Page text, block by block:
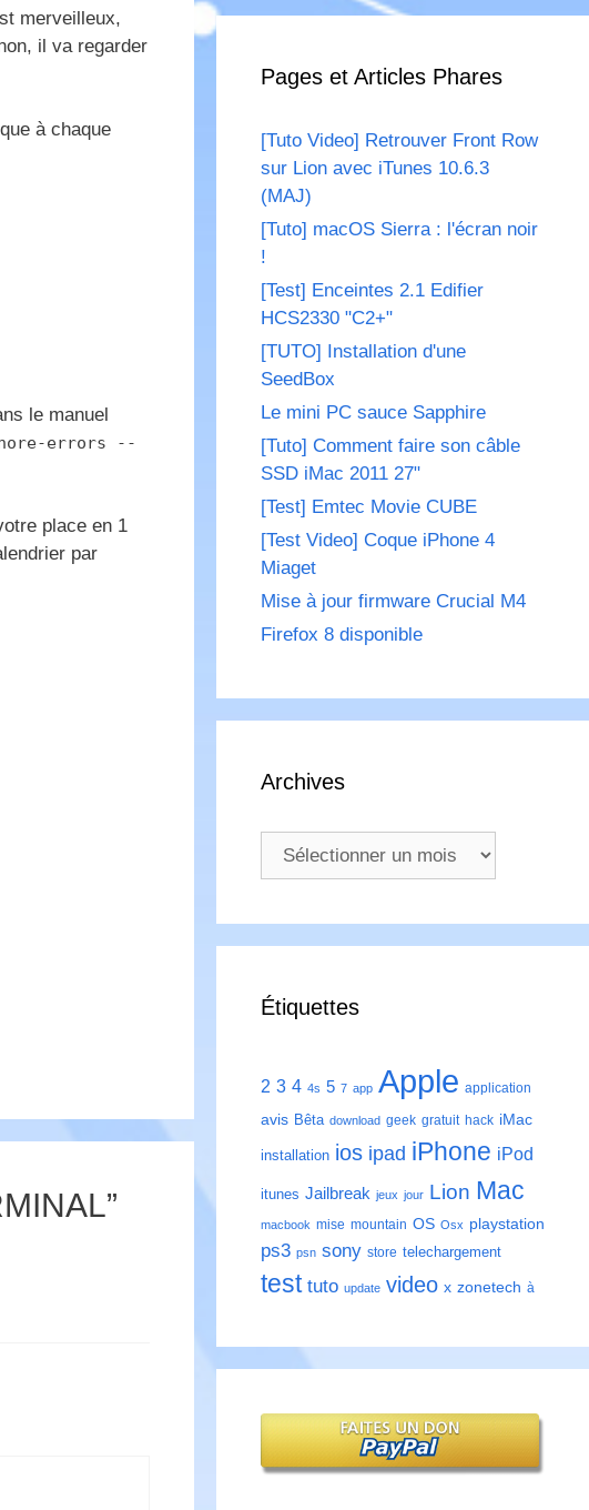
merveilleux,
il va regarder
à chaque
le manuel
errors --
place en 1
par
Pages et Articles Phares
[Tuto Video] Retrouver Front Row
sur Lion avec iTunes 10.6.3
(MAJ)
[Tuto] macOS Sierra : l'écran noir
!
[Test] Enceintes 2.1 Edifier
HCS2330 "C2+"
[TUTO] Installation d'une
SeedBox
Le mini PC sauce Sapphire
[Tuto] Comment faire son câble
SSD iMac 2011 27"
[Test] Emtec Movie CUBE
[Test Video] Coque iPhone 4
Miaget
Mise à jour firmware Crucial M4
Firefox 8 disponible
Archives
Archives
Étiquettes
2 3 4 4s 5 7 app Apple application
avis Bêta download geek gratuit hack iMac
installation ios ipad iPhone iPod
itunes Jailbreak jeux jour Lion Mac
macbook mise mountain OS Osx playstation
ps3 psn sony store telechargement
test tuto update video x zonetech à